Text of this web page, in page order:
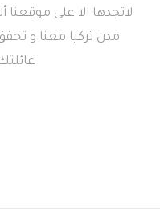
لاتجدها الا على
مدن تركيا معنا و